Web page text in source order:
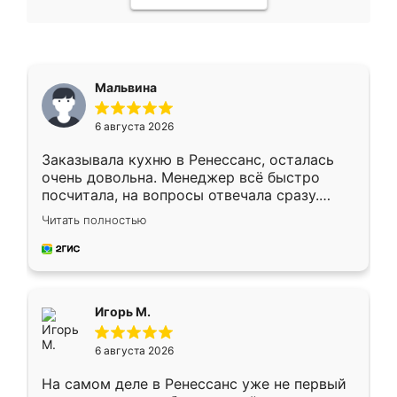
Мальвина
6 августа 2026
Заказывала кухню в Ренессанс, осталась
очень довольна. Менеджер всё быстро
посчитала, на вопросы отвечала сразу.
Замерщик приехал в субботу, подошёл к
делу со всей ответственностью. Собрали
за день, ребята работали аккуратно, даже
Читать полностью
Игорь М.
6 августа 2026
На самом деле в Ренессанс уже не первый